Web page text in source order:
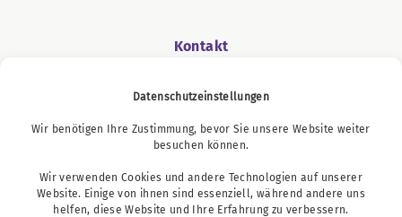
Datenschutzeinstellungen
Wir benötigen Ihre Zustimmung, bevor Sie unsere Website weiter
besuchen können.
Wir verwenden Cookies und andere Technologien auf unserer
Website. Einige von ihnen sind essenziell, während andere uns
helfen, diese Website und Ihre Erfahrung zu verbessern.
Kontakt
Podcast